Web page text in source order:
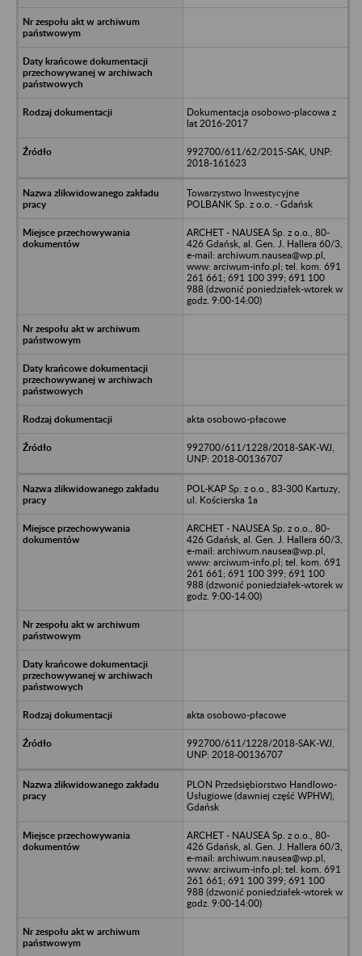
Dokumentacja osobowo-placowa z
lat 2016-2017
992700/611/62/2015-SAK, UNP:
2018-161623
Towarzystwo Inwestycyjne
POLBANK Sp. z o.o. - Gdańsk
ARCHET - NAUSEA Sp. z o.o., 80-
426 Gdańsk, al. Gen. J. Hallera 60/3,
e-mail: archiwum.nausea@wp.pl,
www: arciwum-info.pl; tel. kom. 691
261 661; 691 100 399; 691 100
988 (dzwonić poniedziałek-wtorek w
godz. 9:00-14:00)
akta osobowo-płacowe
992700/611/1228/2018-SAK-WJ,
UNP: 2018-00136707
POL-KAP Sp. z o.o., 83-300 Kartuzy,
ul. Kościerska 1a
ARCHET - NAUSEA Sp. z o.o., 80-
426 Gdańsk, al. Gen. J. Hallera 60/3,
e-mail: archiwum.nausea@wp.pl,
www: arciwum-info.pl; tel. kom. 691
261 661; 691 100 399; 691 100
988 (dzwonić poniedziałek-wtorek w
godz. 9:00-14:00)
akta osobowo-płacowe
992700/611/1228/2018-SAK-WJ,
UNP: 2018-00136707
PLON Przedsiębiorstwo Handlowo-
Usługiowe (dawniej część WPHW),
Gdańsk
ARCHET - NAUSEA Sp. z o.o., 80-
426 Gdańsk, al. Gen. J. Hallera 60/3,
e-mail: archiwum.nausea@wp.pl,
www: arciwum-info.pl; tel. kom. 691
261 661; 691 100 399; 691 100
988 (dzwonić poniedziałek-wtorek w
godz. 9:00-14:00)